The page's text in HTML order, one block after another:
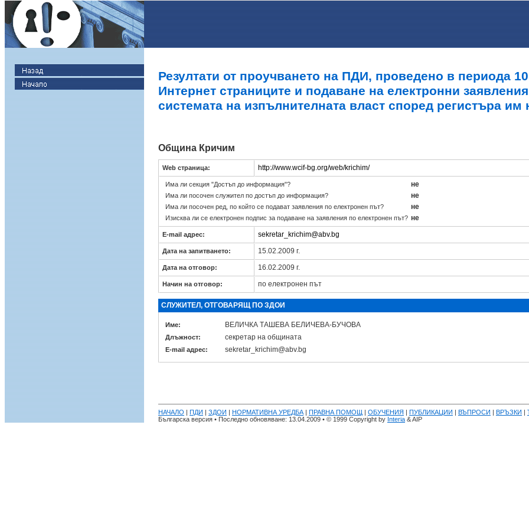
Резултати от проучването на ПДИ, проведено в периода
Интернет страниците и подаване на електронни
системата на изпълнителната власт според регистъра им
Община Кричим
Web страница: http://www.wcif-bg.org/web/krichim/
Има ли секция "Достъп до информация"? не
Има ли посочен служител по достъп до информация? не
Има ли посочен ред, по който се подават заявления по електронен път? не
Изисква ли се електронен подпис за подаване на заявления по електронен път? не
E-mail адрес: sekretar_krichim@abv.bg
Дата на запитването: 15.02.2009 г.
Дата на отговор: 16.02.2009 г.
Начин на отговор: по електронен път
СЛУЖИТЕЛ, ОТГОВАРЯЩ ПО ЗДОИ
Име: ВЕЛИЧКА ТАШЕВА БЕЛИЧЕВА-БУЧОВА
Длъжност: секретар на общината
E-mail адрес: sekretar_krichim@abv.bg
НАЧАЛО | ПДИ | ЗДОИ | НОРМАТИВНА УРЕДБА | ПРАВНА ПОМОЩ | ОБУЧЕНИЯ | ПУБЛИКАЦИИ | ВЪПРОСИ | ВРЪЗКИ |
Българска версия • Последно обновяване: 13.04.2009 • © 1999 Copyright by Interia & AIP